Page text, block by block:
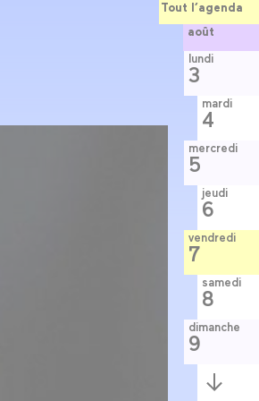
Tout l’agenda
août
lundi
3
mardi
4
mercredi
5
jeudi
6
vendredi
7
samedi
8
dimanche
9
Semaine
suivante